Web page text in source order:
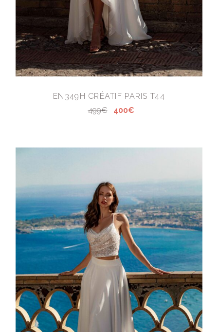
EN349H CRÉATIF PARIS T44
499€
400€